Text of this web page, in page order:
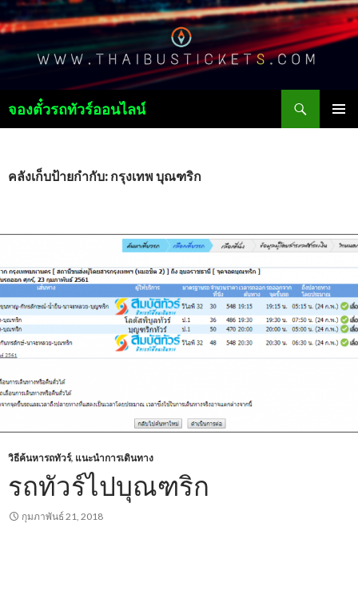
จองตั๋วรถทัวร์ออนไลน์
เนื้อหา
คลังเก็บป้ายกำกับ: กรุงเทพ บุณฑริก
วิธีค้นหารถทัวร์, แนะนำการเดินทาง
รถทัวร์ไปบุณฑริก
กุมภาพันธ์ 21, 2018